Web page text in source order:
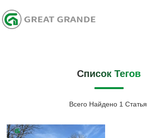
Список Тегов
Всего Найдено 1 Статья.